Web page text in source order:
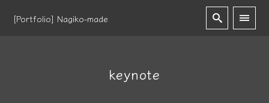
[Portfolio] Nagiko-made
keynote